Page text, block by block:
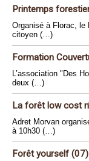
Printemps
Organisé à Florac, le
citoyen (…)
Formation
L’association "Des
deux (…)
La forêt low cost
Adret Morvan
à 10h30 (…)
Forêt yourself (07)